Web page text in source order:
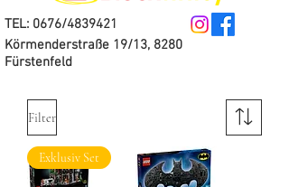
TEL: 0676/4839421
Körmenderstraße 19/13, 8280
Fürstenfeld
Filter
Exklusiv Set